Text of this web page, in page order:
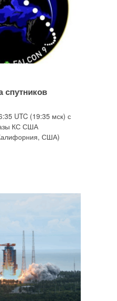
спутников
UTC (19:35 мск) с
КС США
США)